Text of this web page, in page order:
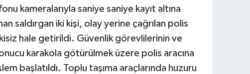
kameralarıyla saniye saniye kayıt altına
saldırgan iki kişi, olay yerine çağrılan polis
hale getirildi. Güvenlik görevlilerinin ve
karakola götürülmek üzere polis aracına
başlatıldı. Toplu taşıma araçlarında huzuru